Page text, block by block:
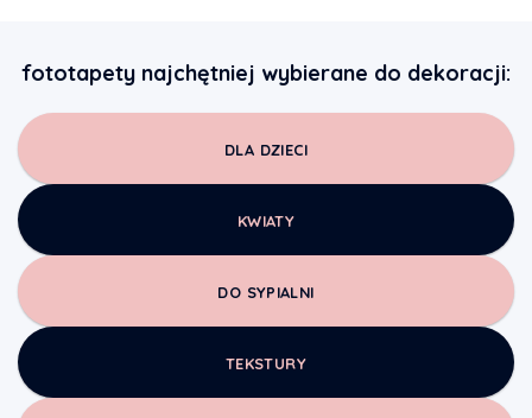
fototapety najchętniej wybierane do dekoracji:
DLA DZIECI
KWIATY
DO SYPIALNI
TEKSTURY